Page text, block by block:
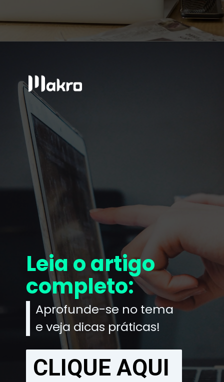
Leia o artigo
completo:
Aprofunde-se no tema
e veja dicas práticas!
CLIQUE AQUI
CLIQUE AQUI